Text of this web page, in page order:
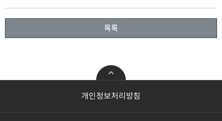
목록
첨단ICT융합
개인정보처리방침